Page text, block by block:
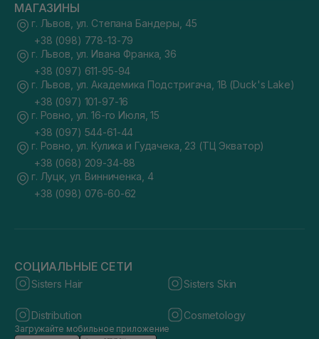
МАГАЗИНЫ
г. Львов, ул. Степана Бандеры, 45
+38 (098) 778-13-79
г. Львов, ул. Ивана Франка, 36
+38 (097) 611-95-94
г. Львов, ул. Академика Подстригача, 1В (Duck's Lake)
+38 (097) 101-97-16
г. Ровно, ул. 16-го Июля, 15
+38 (097) 544-61-44
г. Ровно, ул. Кулика и Гудачека, 23 (ТЦ Экватор)
+38 (068) 209-34-88
г. Луцк, ул. Винниченка, 4
+38 (098) 076-60-62
СОЦИАЛЬНЫЕ СЕТИ
Sisters Hair Sisters Skin
Distribution Cosmetology
Загружайте мобильное приложение